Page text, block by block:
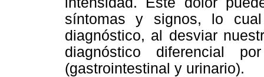
síntomas y signos, lo
diagnóstico, al desviar
diagnóstico diferencial
(gastrointestinal y urinario).